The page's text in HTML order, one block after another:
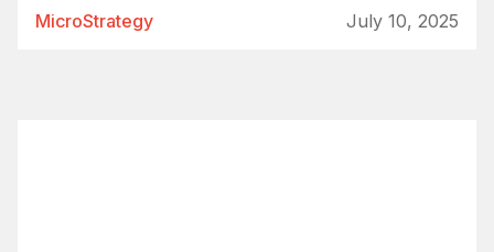
MicroStrategy July 10, 2025